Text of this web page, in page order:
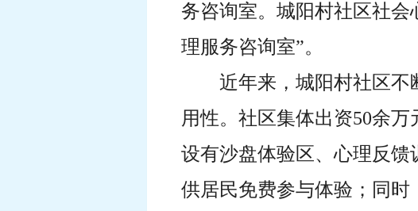
务咨询室。城阳村社区社会
理服务咨询室”。
近年来，城阳村社区不
用性。社区集体出资50余
设有沙盘体验区、心理反馈
供居民免费参与体验；同